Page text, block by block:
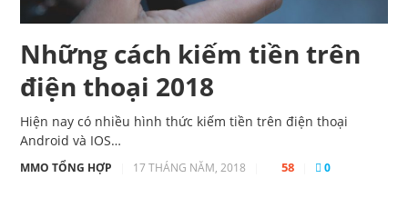
Những cách kiếm tiền trên
điện thoại 2018
Hiện nay có nhiều hình thức kiếm tiền trên điện thoại
Android và IOS…
MMO TỔNG HỢP 17 THÁNG NĂM, 2018 58 0